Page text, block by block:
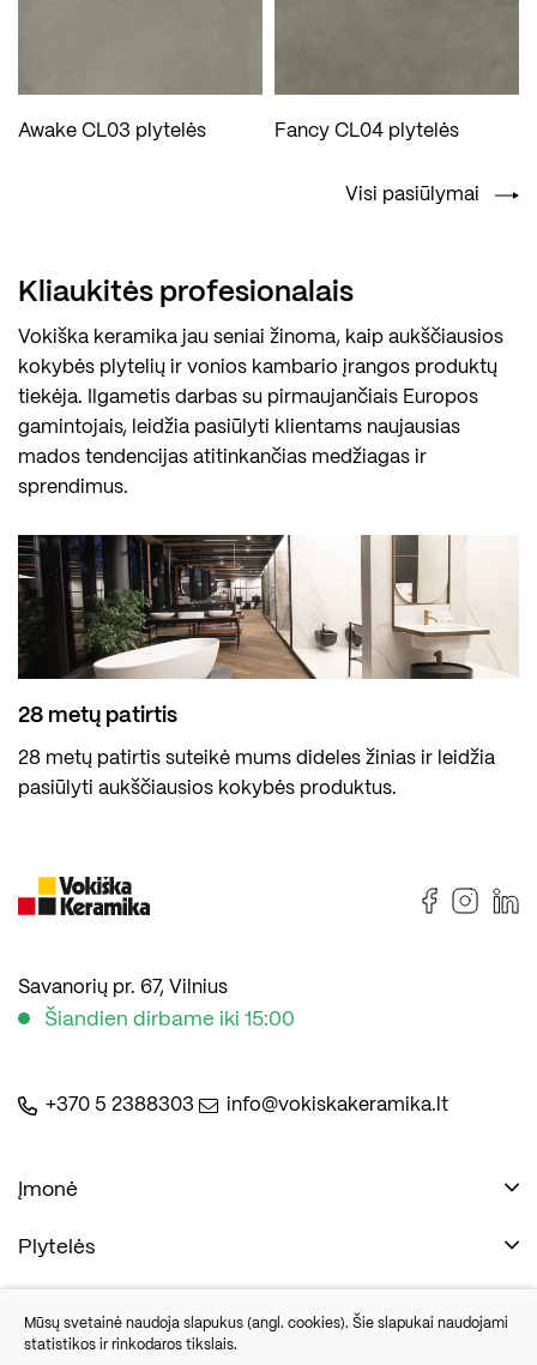
Awake CL03 plytelės Fancy CL04 plytelės
Visi pasiūlymai
Kliaukitės profesionalais
Vokiška keramika jau seniai žinoma, kaip aukščiausios
kokybės plytelių ir vonios kambario įrangos produktų
tiekėja. Ilgametis darbas su pirmaujančiais Europos
gamintojais, leidžia pasiūlyti klientams naujausias
mados tendencijas atitinkančias medžiagas ir
sprendimus.
28 metų patirtis
28 metų patirtis suteikė mums dideles žinias ir leidžia
pasiūlyti aukščiausios kokybės produktus.
Savanorių pr. 67, Vilnius
Šiandien dirbame iki 15:00
+370 5 2388303 info@vokiskakeramika.lt
Įmonė
Plytelės
Naudinga
Kontaktai
Mūsų svetainė naudoja slapukus (angl. cookies). Šie slapukai naudojami
statistikos ir rinkodaros tikslais.